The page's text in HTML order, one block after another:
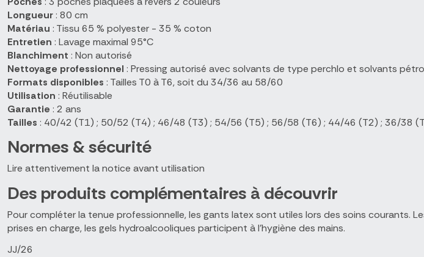
Longueur : 80 cm
Matériau : Tissu 65 % polyester - 35 % coton
Entretien : Lavage maximal 95°C
Blanchiment : Non autorisé
Nettoyage professionnel : Pressing autorisé avec solvants de type perchlo et solvants
Formats disponibles : Tailles T0 à T6, soit du 34/36 au 58/60
Utilisation : Réutilisable
Garantie : 2 ans
Tailles : 40/42 (T1) ; 50/52 (T4) ; 46/48 (T3) ; 54/56 (T5) ; 56/58 (T6) ; 44/46 (T2) ; 36/38
Normes & sécurité
Lire attentivement la notice avant utilisation
Des produits complémentaires à découvrir
Pour compléter la tenue professionnelle, les gants latex sont utiles lors des soins courants.
prises en charge, les gels hydroalcooliques participent à l'hygiène des mains.
JJ/26